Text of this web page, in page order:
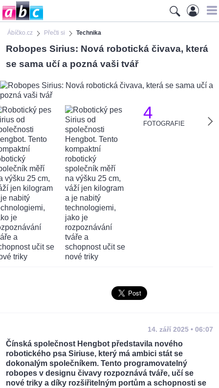
Ábíčko.cz Přečti si Technika
Robopes Sirius: Nová robotická čivava, která
se sama učí a pozná vaši tvář
4
FOTOGRAFIE
14. září 2025 • 06:07
Čínská společnost Hengbot představila nového
robotického psa Siriuse, který má ambici stát se
dokonalým společníkem. Tento programovatelný
robopes v designu čivavy rozpoznává tváře, učí se
nové triky a díky rozšiřitelným portům a schopnosti se